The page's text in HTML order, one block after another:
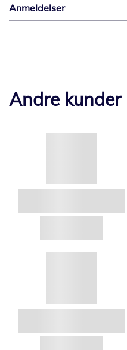
Anmeldelser
Andre kunder